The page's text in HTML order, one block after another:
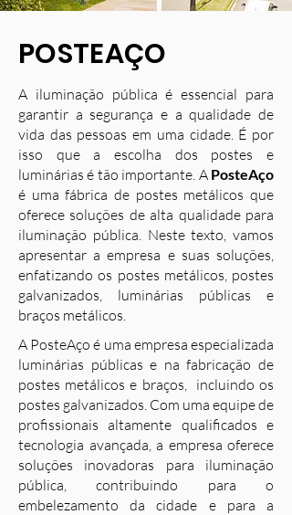
POSTEAÇO
A iluminação pública é essencial para
garantir a segurança e a qualidade de
vida das pessoas em uma cidade. É por
isso que a escolha dos postes e
luminárias é tão importante. A PosteAço
é uma fábrica de postes metálicos que
oferece soluções de alta qualidade para
iluminação pública. Neste texto, vamos
apresentar a empresa e suas soluções,
enfatizando os postes metálicos, postes
galvanizados, luminárias públicas e
braços metálicos.
A PosteAço é uma empresa especializada
luminárias públicas e na fabricação de
postes metálicos e braços, incluindo os
postes galvanizados. Com uma equipe de
profissionais altamente qualificados e
tecnologia avançada, a empresa oferece
soluções inovadoras para iluminação
pública, contribuindo para o
embelezamento da cidade e para a